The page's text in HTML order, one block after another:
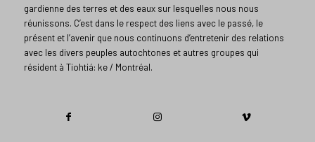
gardienne des terres et des eaux sur lesquelles nous nous
réunissons. C’est dans le respect des liens avec le passé, le
présent et l’avenir que nous continuons d’entretenir des relations
avec les divers peuples autochtones et autres groupes qui
résident à Tiohtiá: ke / Montréal.​